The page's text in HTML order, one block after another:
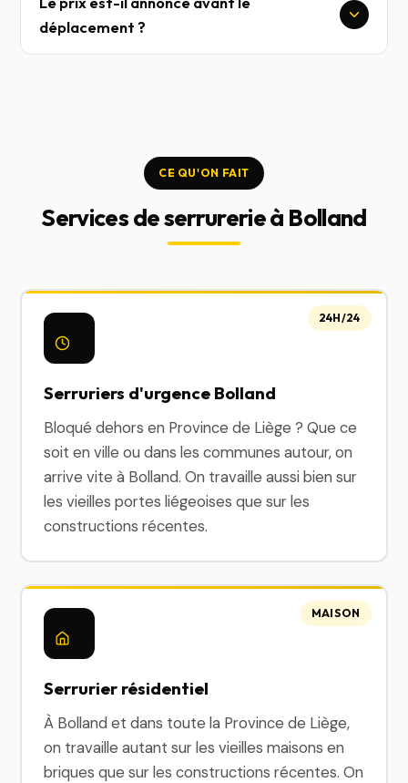
déplacement ?
CE QU'ON FAIT
Services de serrurerie à Bolland
Serruriers d'urgence Bolland
Bloqué dehors en Province de Liège ? Que ce
soit en ville ou dans les communes autour, on
arrive vite à Bolland. On travaille aussi bien sur
les vieilles portes liégeoises que sur les
constructions récentes.
24H/24
Serrurier résidentiel
À Bolland et dans toute la Province de Liège,
on travaille autant sur les vieilles maisons en
briques que sur les constructions récentes. On
MAISON